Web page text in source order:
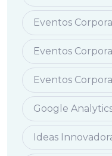
Eventos
Eventos
Eventos
Google
Ideas